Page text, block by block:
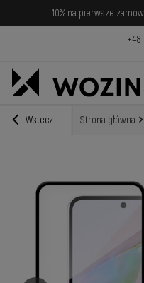
-10% na pierwsze
+48
Wstecz Strona główna